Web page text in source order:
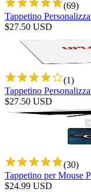
(69)
Tappetino
$27.50 USD
(1)
Tappetino
$27.50 USD
(30)
Tappetino per Mouse
$24.99 USD